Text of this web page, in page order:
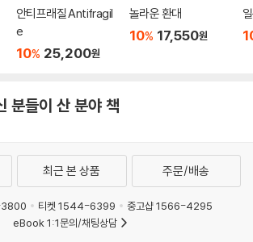
속에 소멸되는 우애의식을 회복하는 주체, 위협받
몬을 생산하는 생명체다.
’의 운명적 행진을 구제할 신비의 명약이 우리가 일
업, 인간이 삼위일체가 되는 질서로 안내한다.
아 있는 사회적 존재들이 벌이는 축제의 장,
태계 안에 자기 자리가 있는 생명체,
원이자 이를 해결할 궁극의 답이다.
안티프래질 Antifragil
e
10% 25,200원
놀라운 환대
10% 17,550원
분들이 산 분야 책
최근 본 상품 주문/배송
3800 티켓 1544-6399
중고샵 1566-4295
eBook 1:1문의/채팅상담